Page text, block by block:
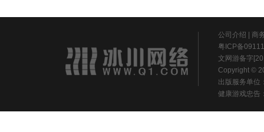
公司介绍
商
粤ICP备
文网游备字
Copyright ©
出版服务单位
健康游戏忠告